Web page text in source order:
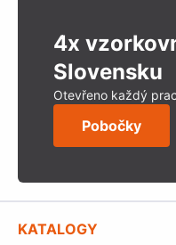
4x
Slovensku
Otevřeno každý
Pobočky
KATALOGY